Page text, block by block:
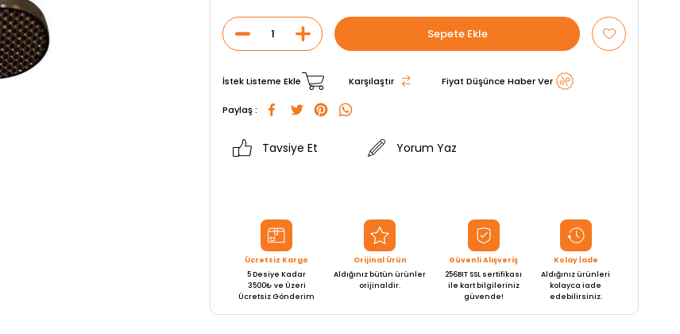
İstek Listeme Ekle Karşılaştır Fiyat Düşünce Haber Ver
Paylaş :
Tavsiye Et Yorum Yaz
Ücretsiz Kargo
5 Desiye Kadar
3500₺ ve Üzeri
Ücretsiz Gönderim
Orijinal Ürün
Aldığınız bütün ürünler
orijinaldir.
Güvenli Alışveriş
256BIT SSL sertifikası
ile kart bilgileriniz
güvende!
Kolay İade
Aldığınız ürünleri
kolayca iade
edebilirsiniz.